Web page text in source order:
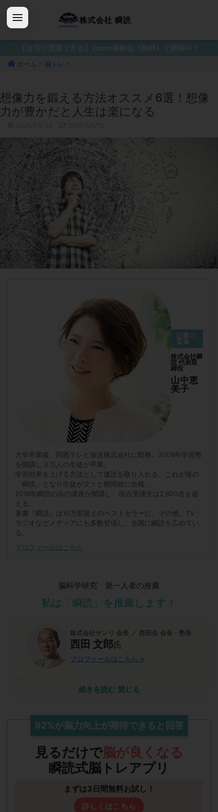
株式会社 瞬読
ホーム 脳トレ
想像力を鍛える方法オススメ6選！想像
力が豊かだと人生は楽になる
記事の
監修
株式会社瞬
読 代表取
締役
山中恵
美子
大学卒業後、関西テレビ放送株式会社に勤務。2009年学習塾
を開講し３万人の生徒が卒業。
学習効果を上げる方法として速読を取り入れる。これが後の
「瞬読」となり生徒が次々と難関校に合格。
2018年瞬読のみの講座が開講し、現在受講生は2,600名を超
える。
著書『瞬読』は10万部超えのベストセラーに。その他、TV・
ラジオなどメディアにも多数登場し、全国に瞬読を広めてい
る。
プロフィールはこちら
脳科学研究 第一人者の推薦
私は「瞬読」を推薦します！
株式会社サンリ 会長 ／ 西田会 会長・塾長
西田 文郎氏
プロフィールはこちら >
瞬読は能力開発において計り知れない恩恵をも
たらすでしょう
展で10年後には多くの仕事が消え、2020年のセンター試験
廃止で「詰め込み」教育も通用しなくなります。これから求
ョン力・共感力といった能力開発領域の力であり、これらを
備えた人が各業界のリーダーになります。瞬読トレーニング
は速読だけでなく、これらの能力を高める手段にもなるた
続きを読む 閉じる
92%が脳力向上が期待できると回答
見るだけで脳が良くなる
瞬読式脳トレアプリ
まずは3日間無料お試し！
詳しくはこちら